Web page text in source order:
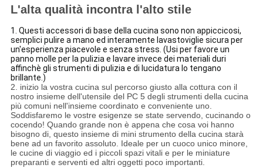
L'alta qualità incontra l'alto stile
1. Questi accessori di base della cucina sono non appiccicosi,
semplici pulire a mano ed interamente lavastoviglie sicura per
un'esperienza piacevole e senza stress. (Usi per favore un
panno molle per la pulizia e lavare invece dei materiali duri
affinchè gli strumenti di pulizia e di lucidatura lo tengano
brillante.)
2. inizio la vostra cucina sul percorso giusto alla cottura con il
nostro insieme dell'utensile del PC 5 degli strumenti della cucina
più comuni nell'insieme coordinato e conveniente uno.
Soddisfaremo le vostre esigenze se state servendo, cucinando o
cocendo! Quando grande non è appena che cosa voi hanno
bisogno di, questo insieme di mini strumento della cucina starà
bene ad un favorito assoluto. Ideale per un cuoco unico minore,
le cucine di viaggio ed i piccoli spazi vitali e per le miniature
preparanti e serventi ed altri oggetti poco importanti.